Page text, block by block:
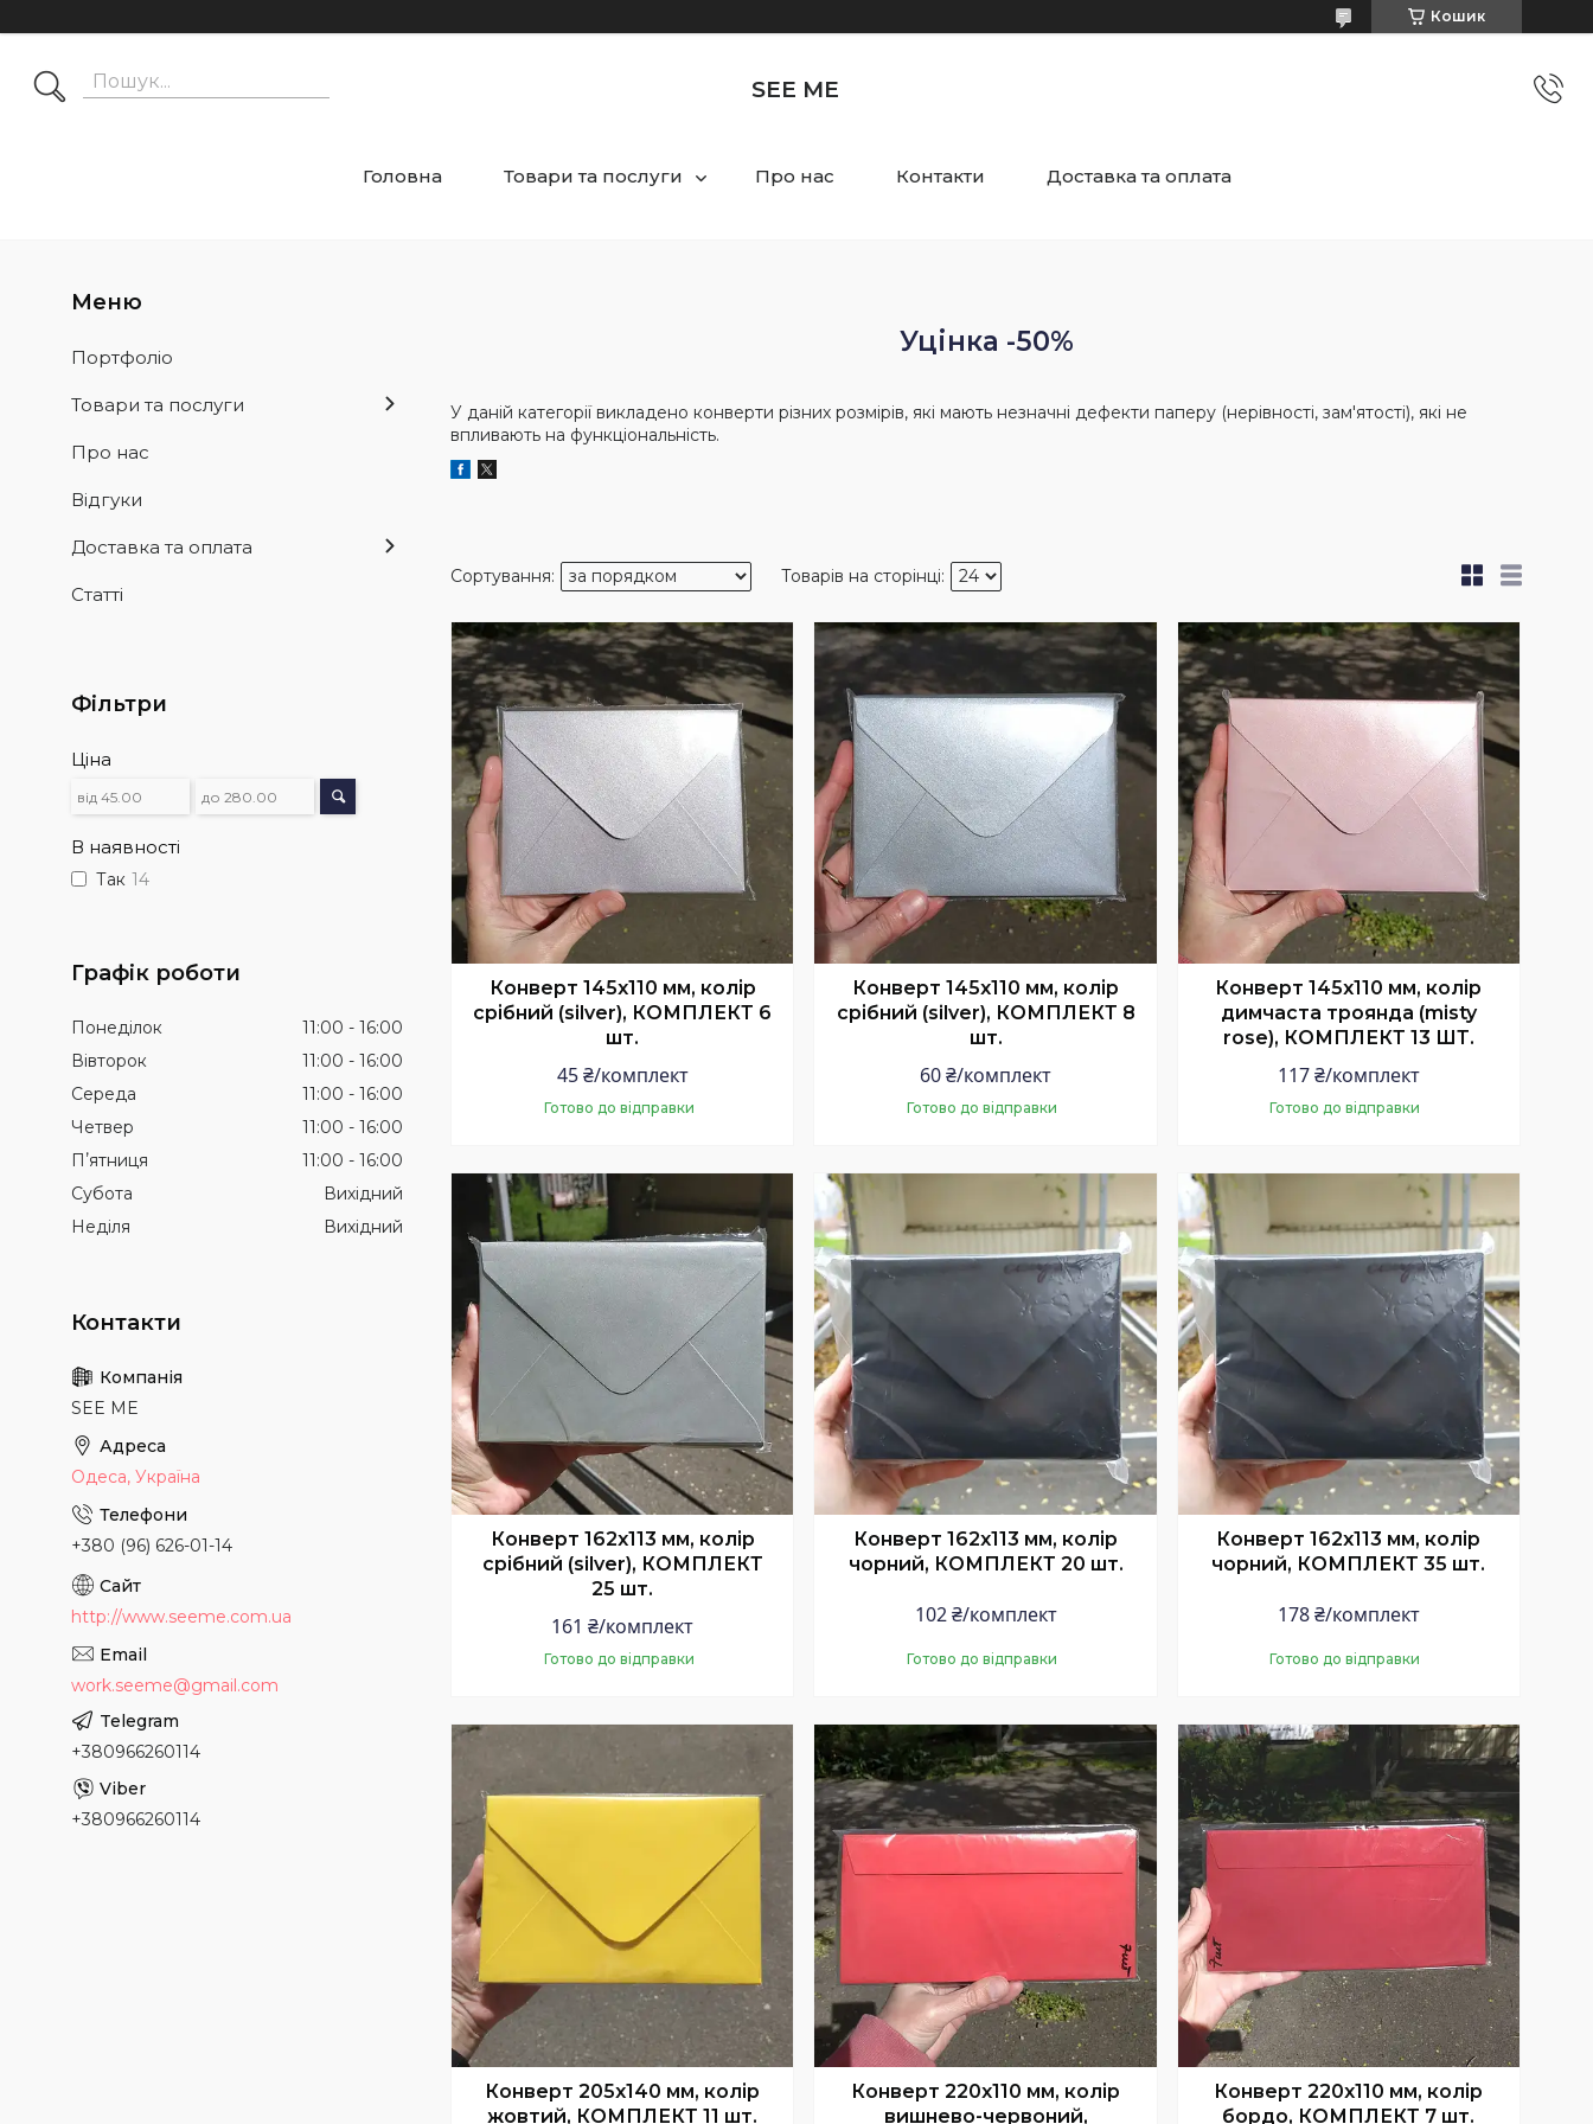
Кошик
SEE ME
Головна Товари та послуги Про нас Контакти Доставка та оплата
Уцінка -50%
У даній категорії викладено конверти різних розмірів, які мають незначні дефекти паперу (нерівності, зам'ятості), які не
впливають на функціональність.
Конверт 145x110 мм, колір
срібний (silver), КОМПЛЕКТ 6
шт.
45 ₴/комплект
Готово до відправки
Купити
Конверт 145x110 мм, колір
срібний (silver), КОМПЛЕКТ 8
шт.
60 ₴/комплект
Готово до відправки
Конверт 145x110 мм, колір
димчаста троянда (misty
rose), КОМПЛЕКТ 13 ШТ.
117 ₴/комплект
Готово до відправки
Конверт 162x113 мм, колір
срібний (silver), КОМПЛЕКТ
25 шт.
161 ₴/комплект
Готово до відправки
Конверт 162x113 мм, колір
чорний, КОМПЛЕКТ 20 шт.
102 ₴/комплект
Готово до відправки
Купити
Конверт 162x113 мм, колір
чорний, КОМПЛЕКТ 35 шт.
178 ₴/комплект
Готово до відправки
Купити
Конверт 205x140 мм, колір
жовтий, КОМПЛЕКТ 11 шт.
Конверт 220x110 мм, колір
вишнево-червоний,
Конверт 220x110 мм, колір
бордо, КОМПЛЕКТ 7 шт.
Портфоліо
Товари та послуги
Про нас
Відгуки
Доставка та оплата
Статті
Фільтри
Ціна
В наявності
Так 14
Графік роботи
Понеділок 11:00
16:00
Вівторок
11:00
16:00
Середа
11:00
16:00
Четвер
11:00
16:00
Пʼятниця
11:00
16:00
Субота
Вихідний
Неділя
Вихідний
SEE ME
Одеса, Україна
+380 (96) 626-01-14
http://www.seeme.com.ua
work.seeme@gmail.com
+380966260114
+380966260114